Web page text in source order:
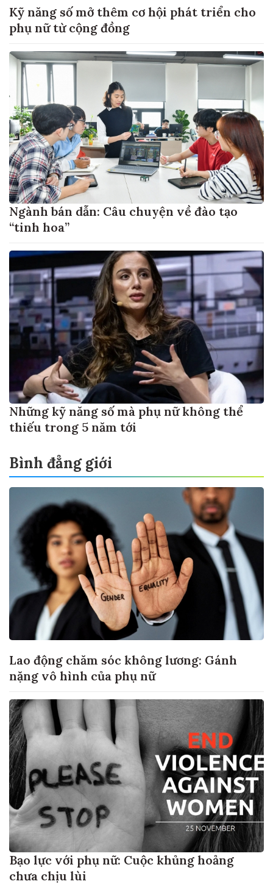
Kỹ năng số mở thêm cơ hội phát triển cho
phụ nữ từ cộng đồng
Ngành bán dẫn: Câu chuyện về đào tạo
“tinh hoa”
Những kỹ năng số mà phụ nữ không thể
thiếu trong 5 năm tới
Bình đẳng giới
Lao động chăm sóc không lương: Gánh
nặng vô hình của phụ nữ
Bạo lực với phụ nữ: Cuộc khủng hoảng
chưa chịu lùi